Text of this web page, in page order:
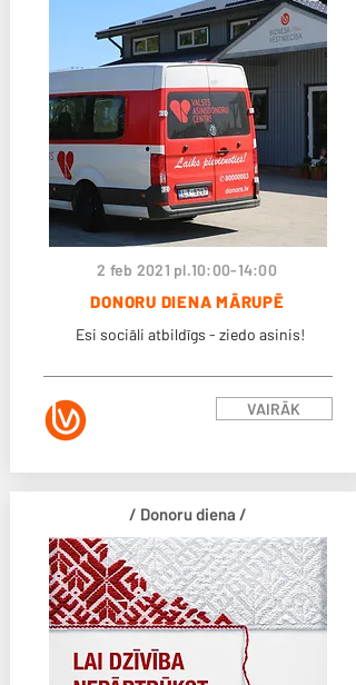
DONORU DIENA MĀRUPĒ
Esi sociāli atbildīgs - ziedo asinis!
VAIRĀK
2 feb 2021 pl.10:00-14:00
/ Donoru diena /